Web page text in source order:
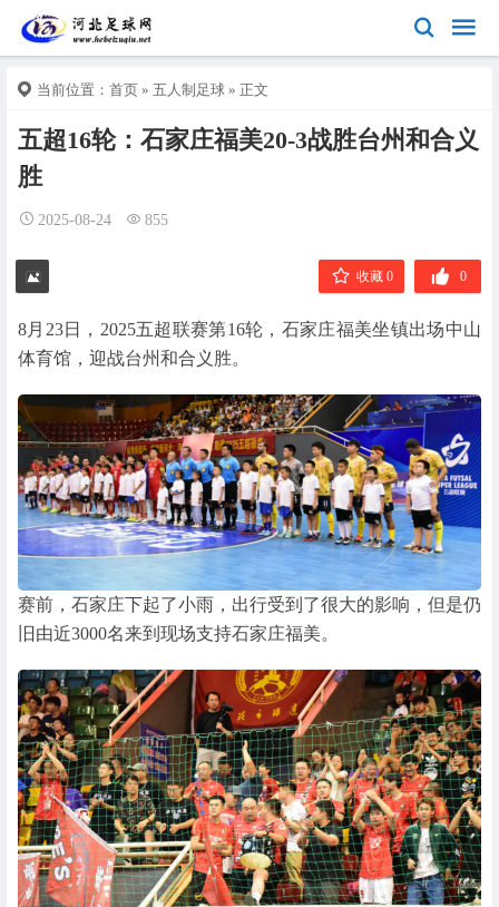
当前位置： 首页 » 五人制足球 » 正文
五超16轮：石家庄福美20-3战胜台州和合义
胜
2025-08-24 855
收藏 0 0
8月23日，2025五超联赛第16轮，石家庄福美坐镇出场中山
体育馆，迎战台州和合义胜。
赛前，石家庄下起了小雨，出行受到了很大的影响，但是仍
旧由近3000名来到现场支持石家庄福美。